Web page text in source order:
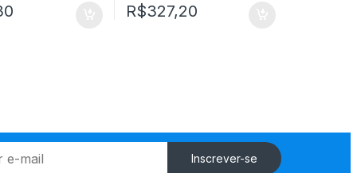
R$327,20
Inscrever-se